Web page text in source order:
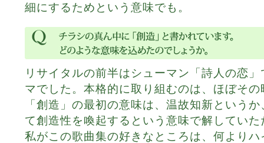
細にするためという意味でも。
リサイタルの前半はシューマン「詩人の恋
マでした。本格的に取り組むのは、ほぼそ
「創造」の最初の意味は、温故知新という
て創造性を喚起するという意味で解してい
私がこの歌曲集の好きなところは、何より